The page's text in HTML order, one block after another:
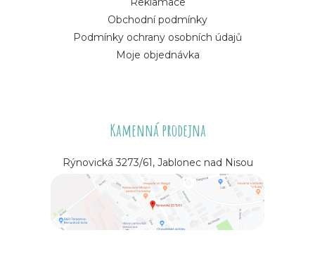
Obchodní podmínky
Podmínky ochrany osobních údajů
Moje objednávka
Kamenná prodejna
Rýnovická 3273/61, Jablonec nad Nisou